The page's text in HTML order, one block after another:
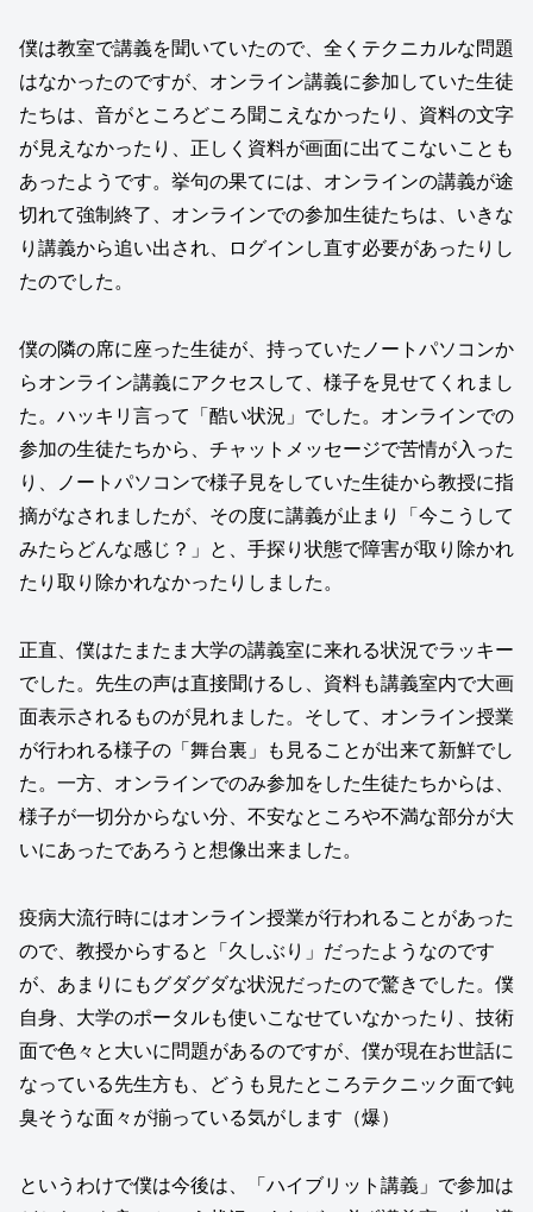
僕は教室で講義を聞いていたので、全くテクニカルな問題
はなかったのですが、オンライン講義に参加していた生徒
たちは、音がところどころ聞こえなかったり、資料の文字
が見えなかったり、正しく資料が画面に出てこないことも
あったようです。挙句の果てには、オンラインの講義が途
切れて強制終了、オンラインでの参加生徒たちは、いきな
り講義から追い出され、ログインし直す必要があったりし
たのでした。
僕の隣の席に座った生徒が、持っていたノートパソコンか
らオンライン講義にアクセスして、様子を見せてくれまし
た。ハッキリ言って「酷い状況」でした。オンラインでの
参加の生徒たちから、チャットメッセージで苦情が入った
り、ノートパソコンで様子見をしていた生徒から教授に指
摘がなされましたが、その度に講義が止まり「今こうして
みたらどんな感じ？」と、手探り状態で障害が取り除かれ
たり取り除かれなかったりしました。
正直、僕はたまたま大学の講義室に来れる状況でラッキー
でした。先生の声は直接聞けるし、資料も講義室内で大画
面表示されるものが見れました。そして、オンライン授業
が行われる様子の「舞台裏」も見ることが出来て新鮮でし
た。一方、オンラインでのみ参加をした生徒たちからは、
様子が一切分からない分、不安なところや不満な部分が大
いにあったであろうと想像出来ました。
疫病大流行時にはオンライン授業が行われることがあった
ので、教授からすると「久しぶり」だったようなのです
が、あまりにもグダグダな状況だったので驚きでした。僕
自身、大学のポータルも使いこなせていなかったり、技術
面で色々と大いに問題があるのですが、僕が現在お世話に
なっている先生方も、どうも見たところテクニック面で鈍
臭そうな面々が揃っている気がします（爆）
というわけで僕は今後は、「ハイブリット講義」で参加は